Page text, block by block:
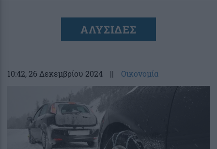
ΑΛΥΣΙΔΕΣ
10:42, 26 Δεκεμβρίου 2024 || Οικονομία